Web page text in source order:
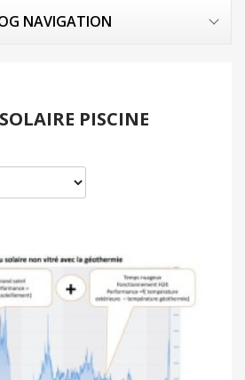
NAVIGATION
PISCINE